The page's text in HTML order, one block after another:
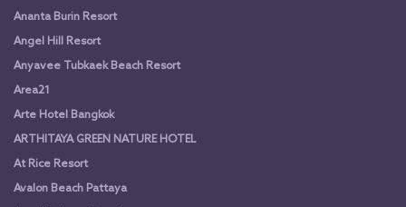
Ananta Burin Resort
Angel Hill Resort
Anyavee Tubkaek Beach Resort
Area21
Arte Hotel Bangkok
ARTHITAYA GREEN NATURE HOTEL
At Rice Resort
Avalon Beach Pattaya